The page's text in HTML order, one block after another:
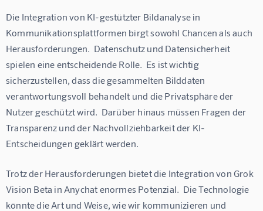
Die Integration von KI-gestützter Bildanalyse in
Kommunikationsplattformen birgt sowohl Chancen als auch
Herausforderungen.  Datenschutz und Datensicherheit
spielen eine entscheidende Rolle.  Es ist wichtig
sicherzustellen, dass die gesammelten Bilddaten
verantwortungsvoll behandelt und die Privatsphäre der
Nutzer geschützt wird.  Darüber hinaus müssen Fragen der
Transparenz und der Nachvollziehbarkeit der KI-
Entscheidungen geklärt werden.
Trotz der Herausforderungen bietet die Integration von Grok
Vision Beta in Anychat enormes Potenzial.  Die Technologie
könnte die Art und Weise, wie wir kommunizieren und